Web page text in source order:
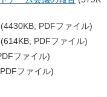
(4430KB; PDFファイル)
(614KB; PDFファイル)
ファイル)
ファイル)